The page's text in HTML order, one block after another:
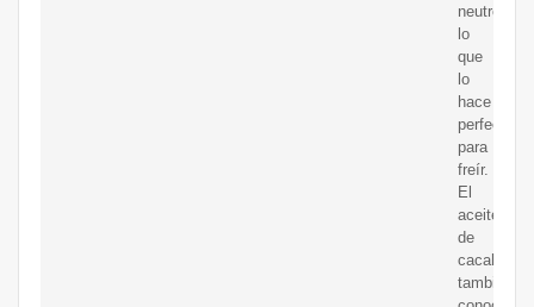
neutro,
lo
que
lo
hace
perfecto
para
freír.
El
aceite
de
cacahuete,
también